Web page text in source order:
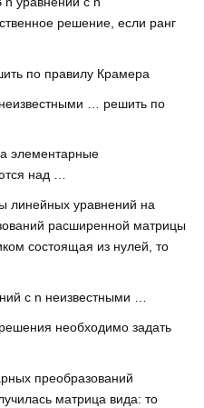
решение, если ранг
по правилу Крамера
… решить по
элементарные
над …
линейных уравнений на
расширенной матрицы
состоящая из нулей, то
с n неизвестными …
необходимо задать
преобразований
матрица вида: то